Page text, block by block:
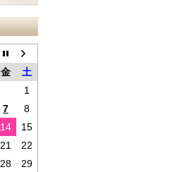
金
土
1
7
8
14
15
21
22
28
29